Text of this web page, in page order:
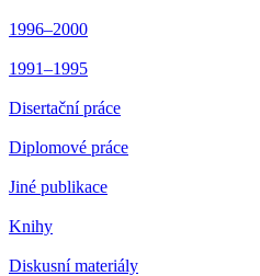
1996–2000
1991–1995
Disertační práce
Diplomové práce
Jiné publikace
Knihy
Diskusní materiály